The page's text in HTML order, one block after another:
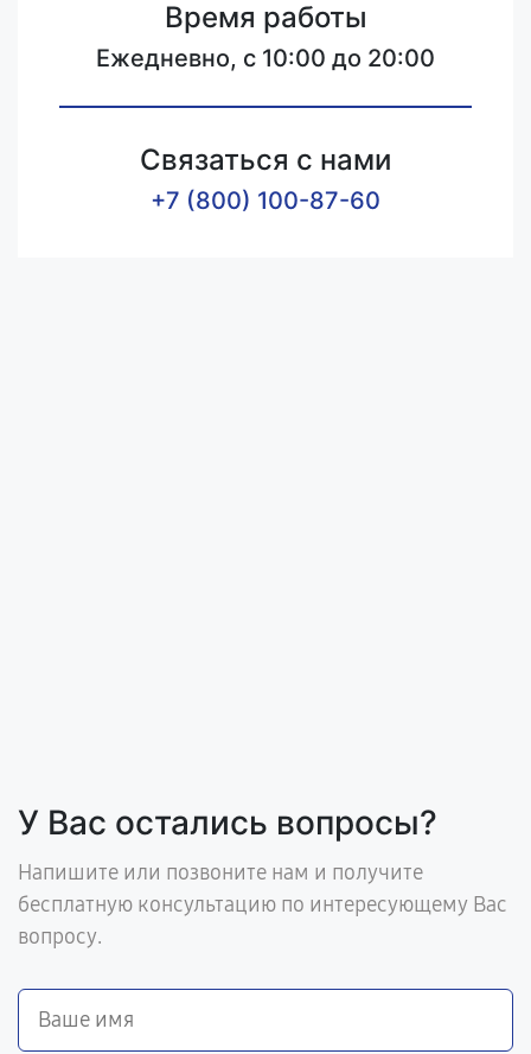
Время работы
Ежедневно, с 10:00 до 20:00
Связаться с нами
+7 (800) 100-87-60
У Вас остались вопросы?
Напишите или позвоните нам и получите
бесплатную консультацию по интересующему Вас
вопросу.